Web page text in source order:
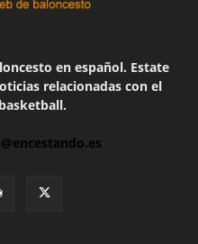
en español. Estate
relacionadas con el